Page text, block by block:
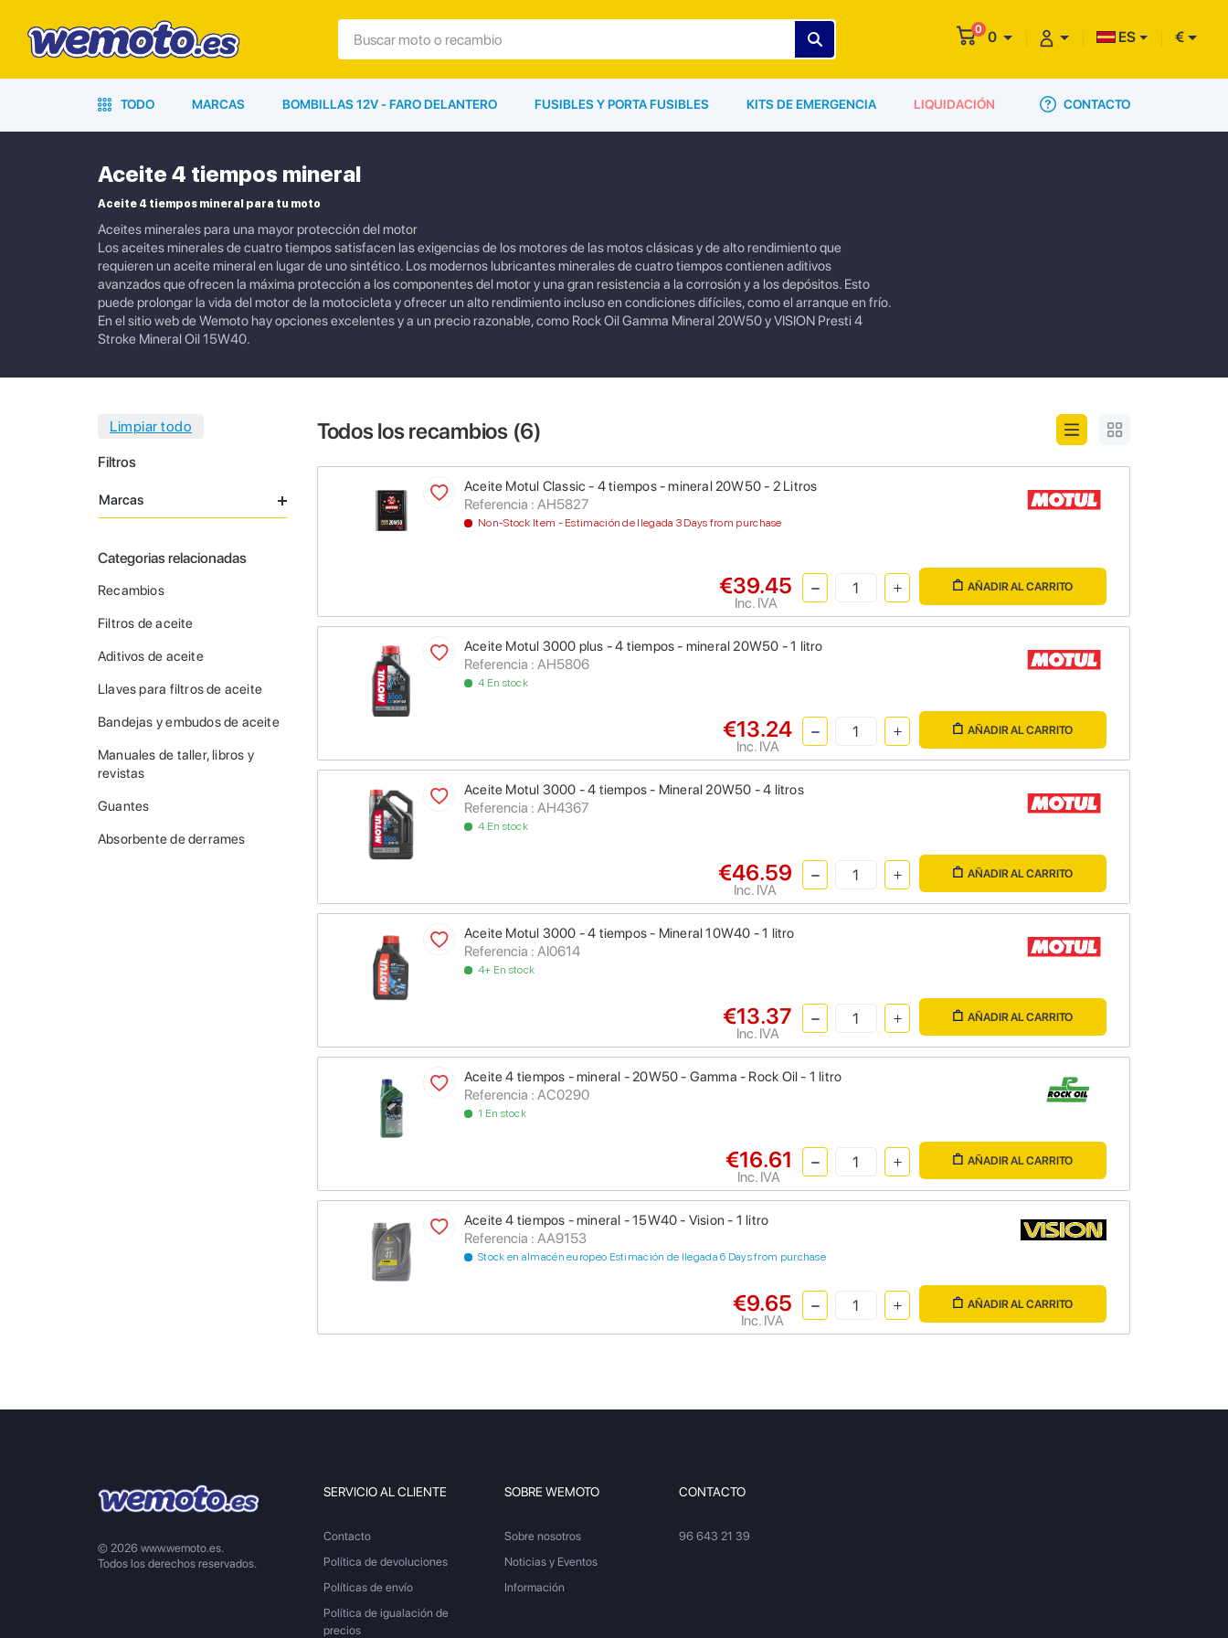
0 0 ES €
TODO MARCAS BOMBILLAS 12V - FARO DELANTERO FUSIBLES Y PORTA FUSIBLES KITS DE EMERGENCIA LIQUIDACIÓN CONTACTO
Aceite 4 tiempos mineral
Aceite 4 tiempos mineral para tu moto
Aceites minerales para una mayor protección del motor
Los aceites minerales de cuatro tiempos satisfacen las exigencias de los motores de las motos clásicas y de alto rendimiento que
requieren un aceite mineral en lugar de uno sintético. Los modernos lubricantes minerales de cuatro tiempos contienen aditivos
avanzados que ofrecen la máxima protección a los componentes del motor y una gran resistencia a la corrosión y a los depósitos. Esto
puede prolongar la vida del motor de la motocicleta y ofrecer un alto rendimiento incluso en condiciones difíciles, como el arranque en frío.
En el sitio web de Wemoto hay opciones excelentes y a un precio razonable, como Rock Oil Gamma Mineral 20W50 y VISION Presti 4
Stroke Mineral Oil 15W40.
Filtros
Marcas
Categorias relacionadas
Recambios
Filtros de aceite
Aditivos de aceite
Llaves para filtros de aceite
Bandejas y embudos de aceite
Manuales de taller, libros y
revistas
Guantes
Absorbente de derrames
Todos los recambios (6)
Aceite Motul Classic - 4 tiempos - mineral 20W50 - 2 Litros
Referencia : AH5827
Non-Stock Item - Estimación de llegada 3 Days from purchase
€39.45
Inc. IVA
AÑADIR AL CARRITO
Aceite Motul 3000 plus - 4 tiempos - mineral 20W50 - 1 litro
Referencia : AH5806
4 En stock
€13.24
Inc. IVA
AÑADIR AL CARRITO
Aceite Motul 3000 - 4 tiempos - Mineral 20W50 - 4 litros
Referencia : AH4367
4 En stock
€46.59
Inc. IVA
AÑADIR AL CARRITO
Aceite Motul 3000 - 4 tiempos - Mineral 10W40 - 1 litro
Referencia : AI0614
4+ En stock
€13.37
Inc. IVA
AÑADIR AL CARRITO
Aceite 4 tiempos - mineral - 20W50 - Gamma - Rock Oil - 1 litro
Referencia : AC0290
1 En stock
€16.61
Inc. IVA
AÑADIR AL CARRITO
Aceite 4 tiempos - mineral - 15W40 - Vision - 1 litro
Referencia : AA9153
Stock en almacén europeo Estimación de llegada 6 Days from purchase
€9.65
Inc. IVA
AÑADIR AL CARRITO
© 2026 www.wemoto.es.
Todos los derechos reservados.
SERVICIO AL CLIENTE
Contacto
Política de devoluciones
Políticas de envío
Política de igualación de
precios
SOBRE WEMOTO
Sobre nosotros
Noticias y Eventos
Información
CONTACTO
96 643 21 39